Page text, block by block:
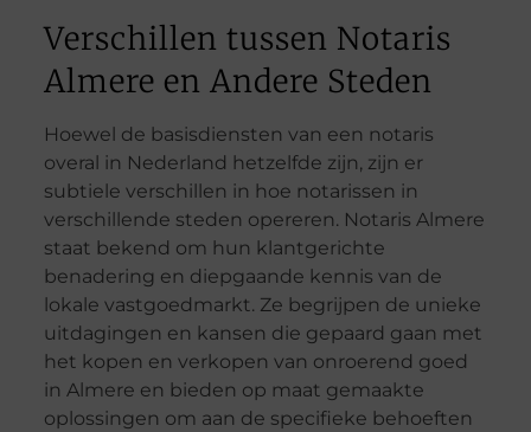
Verschillen tussen Notaris
Almere en Andere Steden
Hoewel de basisdiensten van een notaris
overal in Nederland hetzelfde zijn, zijn er
subtiele verschillen in hoe notarissen in
verschillende steden opereren. Notaris Almere
staat bekend om hun klantgerichte
benadering en diepgaande kennis van de
lokale vastgoedmarkt. Ze begrijpen de unieke
uitdagingen en kansen die gepaard gaan met
het kopen en verkopen van onroerend goed
in Almere en bieden op maat gemaakte
oplossingen om aan de specifieke behoeften